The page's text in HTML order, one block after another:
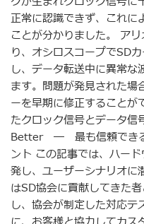
正常に認識できず、これに
ことが分かりました。 ア
り、オシロスコープでSD
し、データ転送中に異常な
ます。問題が発見された場
ーを早期に修正することが
たクロック信号とデータ信
Better ― 最も信頼できる
ント この記事では、ハー
発し、ユーザーシナリオに
はSD協会に貢献してきた
し、協会が制定した対応テ